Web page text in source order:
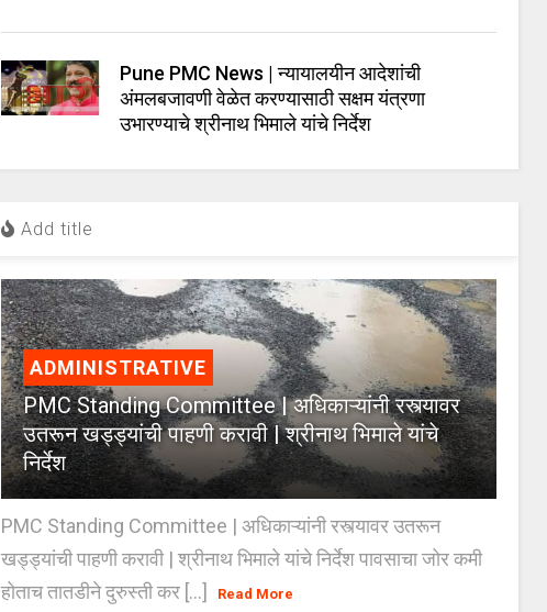
Pune PMC News | न्यायालयीन आदेशांची
अंमलबजावणी वेळेत करण्यासाठी सक्षम यंत्रणा
उभारण्याचे श्रीनाथ भिमाले यांचे निर्देश
Add title
ADMINISTRATIVE
PMC Standing Committee | अधिकाऱ्यांनी रस्त्यावर
उतरून खड्ड्यांची पाहणी करावी | श्रीनाथ भिमाले यांचे
निर्देश
PMC Standing Committee | अधिकाऱ्यांनी रस्त्यावर उतरून
खड्ड्यांची पाहणी करावी | श्रीनाथ भिमाले यांचे निर्देश पावसाचा जोर कमी
होताच तातडीने दुरुस्ती कर [...]
Read More